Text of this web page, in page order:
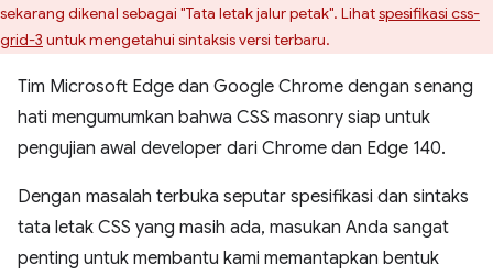
sekarang dikenal sebagai "Tata letak jalur petak". Lihatspesifikasi css-
grid-3 untuk mengetahui sintaksis versi terbaru.
Tim Microsoft Edge dan Google Chrome dengan senang
hati mengumumkan bahwa CSS masonry siap untuk
pengujian awal developer dari Chrome dan Edge 140.
Dengan masalah terbuka seputar spesifikasi dan sintaks
tata letak CSS yang masih ada, masukan Anda sangat
penting untuk membantu kami memantapkan bentuk